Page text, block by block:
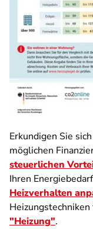
Erkundigen Sie
möglichen
steuerlichen
Ihren
Heizverhalten
"Heizung".